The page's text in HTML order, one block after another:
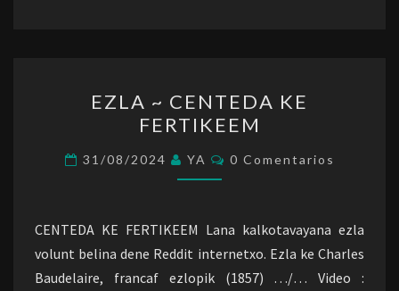
~
CENTEDA
KE
FERTIKEEM
EZLA ~ CENTEDA KE
FERTIKEEM
31/08/2024 YA Comentarios
0 Comentarios
CENTEDA KE FERTIKEEM Lana kalkotavayana ezla
volunt belina dene Reddit internetxo. Ezla ke Charles
Baudelaire, francaf ezlopik (1857) …/… Video :